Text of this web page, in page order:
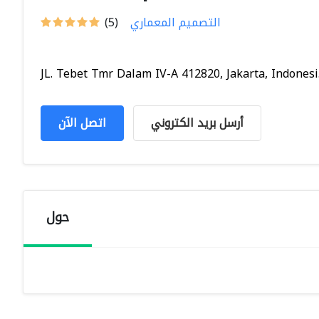
(5) التصميم المعماري
JL. Tebet Tmr Dalam IV-A 412820, Jakarta,
اتصل الآن أرسل بريد الكتروني
حول